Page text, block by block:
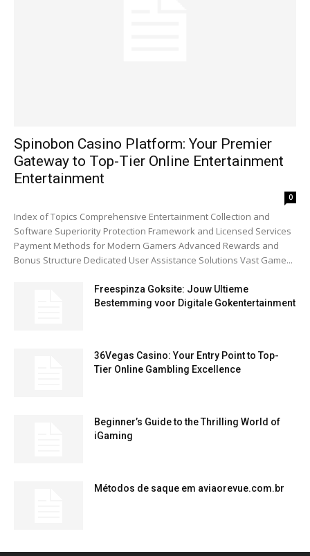
Spinobon Casino Platform: Your Premier
Gateway to Top-Tier Online Entertainment
Entertainment
0
Index of Topics Comprehensive Entertainment Collection and
Software Superiority Protection Framework and Licensed Services
Payment Methods for Modern Gamers Advanced Rewards and
Bonus Structure Dedicated User Assistance Solutions Vast Game...
Freespinza Goksite: Jouw Ultieme
Bestemming voor Digitale Gokentertainment
36Vegas Casino: Your Entry Point to Top-
Tier Online Gambling Excellence
Beginner’s Guide to the Thrilling World of
iGaming
Métodos de saque em aviaorevue.com.br